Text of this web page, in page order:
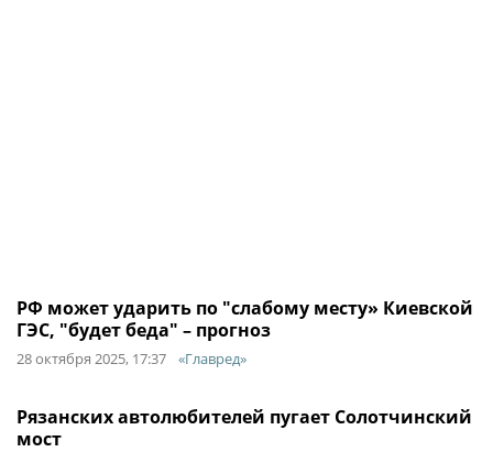
РФ может ударить по "слабому месту» Киевской
ГЭС, "будет беда" – прогноз
28 октября 2025, 17:37 «Главред»
Рязанских автолюбителей пугает Солотчинский
мост